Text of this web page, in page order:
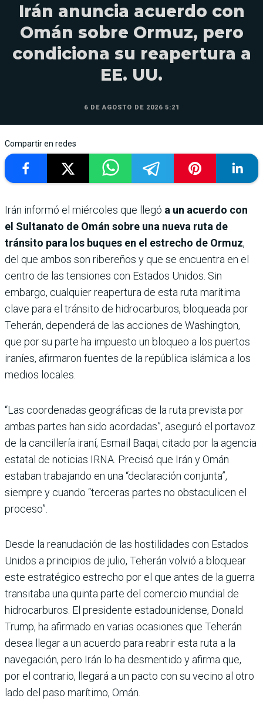
Irán anuncia acuerdo con
Omán sobre Ormuz, pero
condiciona su reapertura a
EE. UU.
6 DE AGOSTO DE 2026 5:21
Compartir en redes
Irán informó el miércoles que llegó a un acuerdo con
el Sultanato de Omán sobre una nueva ruta de
tránsito para los buques en el estrecho de Ormuz,
del que ambos son ribereños y que se encuentra en el
centro de las tensiones con Estados Unidos. Sin
embargo, cualquier reapertura de esta ruta marítima
clave para el tránsito de hidrocarburos, bloqueada por
Teherán, dependerá de las acciones de Washington,
que por su parte ha impuesto un bloqueo a los puertos
iraníes, afirmaron fuentes de la república islámica a los
medios locales.
“Las coordenadas geográficas de la ruta prevista por
ambas partes han sido acordadas”, aseguró el portavoz
de la cancillería iraní, Esmail Baqai, citado por la agencia
estatal de noticias IRNA. Precisó que Irán y Omán
estaban trabajando en una “declaración conjunta”,
siempre y cuando “terceras partes no obstaculicen el
proceso”.
Desde la reanudación de las hostilidades con Estados
Unidos a principios de julio, Teherán volvió a bloquear
este estratégico estrecho por el que antes de la guerra
transitaba una quinta parte del comercio mundial de
hidrocarburos. El presidente estadounidense, Donald
Trump, ha afirmado en varias ocasiones que Teherán
desea llegar a un acuerdo para reabrir esta ruta a la
navegación, pero Irán lo ha desmentido y afirma que,
por el contrario, llegará a un pacto con su vecino al otro
lado del paso marítimo, Omán.